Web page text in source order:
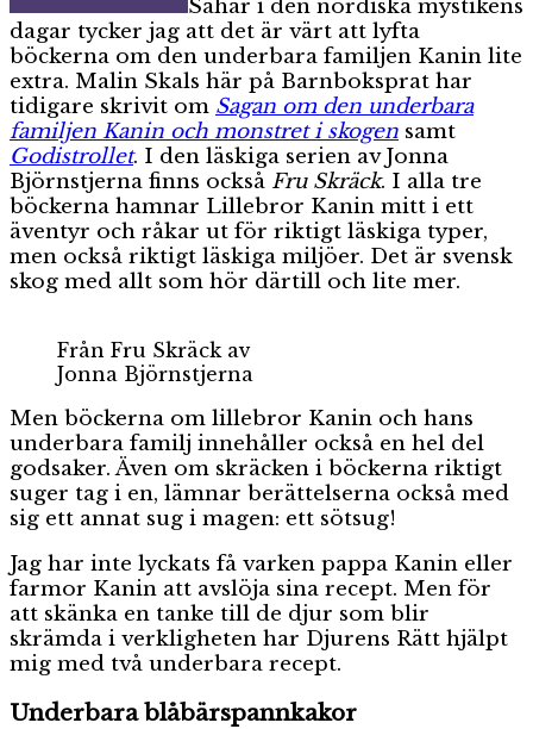
Såhär i den nordiska mystikens
dagar tycker jag att det är värt att lyfta
böckerna om den underbara familjen Kanin lite
extra. Malin Skals här på Barnboksprat har
tidigare skrivit om Sagan om den underbara
familjen Kanin och monstret i skogen samt
Godistrollet. I den läskiga serien av Jonna
Björnstjerna finns också Fru Skräck. I alla tre
böckerna hamnar Lillebror Kanin mitt i ett
äventyr och råkar ut för riktigt läskiga typer,
men också riktigt läskiga miljöer. Det är svensk
skog med allt som hör därtill och lite mer.
Från Fru Skräck av
Jonna Björnstjerna
Men böckerna om lillebror Kanin och hans
underbara familj innehåller också en hel del
godsaker. Även om skräcken i böckerna riktigt
suger tag i en, lämnar berättelserna också med
sig ett annat sug i magen: ett sötsug!
Jag har inte lyckats få varken pappa Kanin eller
farmor Kanin att avslöja sina recept. Men för
att skänka en tanke till de djur som blir
skrämda i verkligheten har Djurens Rätt hjälpt
mig med två underbara recept.
Underbara blåbärspannkakor